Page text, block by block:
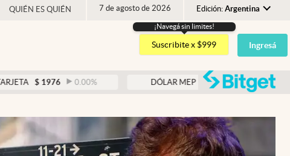
QUIÉN ES QUIÉN 7 de agosto de 2026 Edición: Argentina
Argentina
España
USA
Uruguay
¡Navegá sin limites!
Suscribite x $999 Ingresá
$ 1976 0.00 % DÓLAR MEP $ 1526,03 0.43%